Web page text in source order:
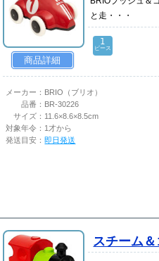
商品詳細
と走・・・
1
ピース
メーカー： BRIO（ブリオ）
品番： BR-30226
サイズ： 11.6×8.6×8.5cm
対象年令： 1才から
発送目安： 即日発送
スチーム